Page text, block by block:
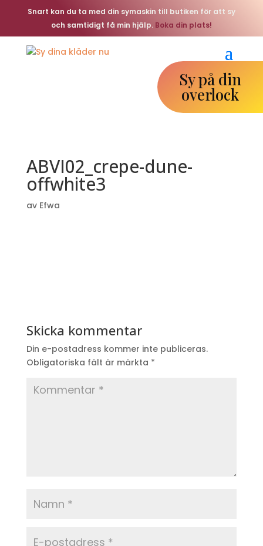
Snart kan du ta med din symaskin till butiken för att sy
och samtidigt få min hjälp. Boka din plats!
Sy på din
overlock
ABVI02_crepe-dune-
offwhite3
av Efwa
Skicka kommentar
Din e-postadress kommer inte publiceras.
Obligatoriska fält är märkta *